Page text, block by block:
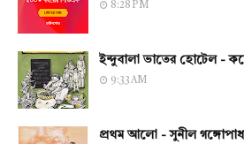
8:28 PM
ইন্দুবালা ভাতের হোটেল -
9:33 AM
প্রথম আলো - সুনীল